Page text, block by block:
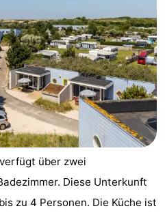
verfügt über zwei
Diese Unterkunft
zu 4 Personen. Die Küche ist